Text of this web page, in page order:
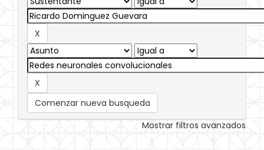
Comenzar nueva busqueda
Mostrar filtros avanzados